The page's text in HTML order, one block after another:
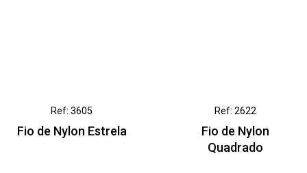
Ref: 3605
Fio de Nylon Estrela
Ref: 2622
Fio de Nylon
Quadrado